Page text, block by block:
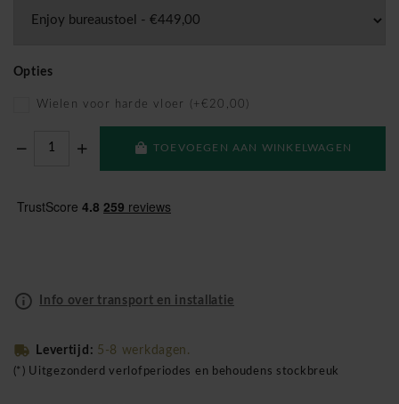
Opties
Wielen voor harde vloer (+€20,00)
TOEVOEGEN AAN WINKELWAGEN
Info over transport en installatie
Levertijd: 5-8 werkdagen.
(*) Uitgezonderd verlofperiodes en behoudens stockbreuk